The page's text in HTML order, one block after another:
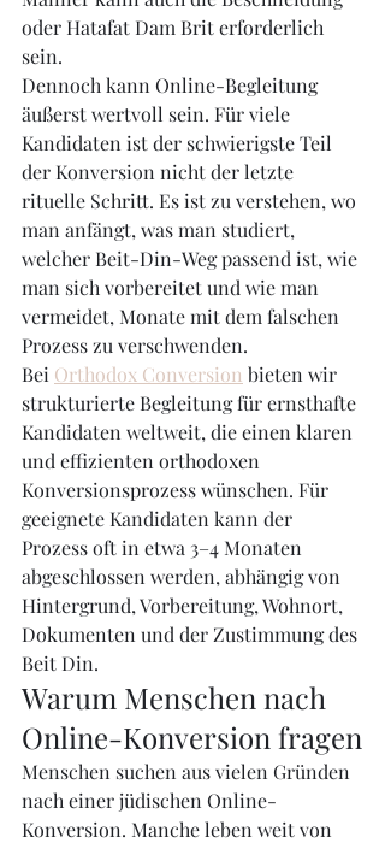
oder Hatafat Dam Brit erforderlich
sein.
Dennoch kann Online-Begleitung
äußerst wertvoll sein. Für viele
Kandidaten ist der schwierigste Teil
der Konversion nicht der letzte
rituelle Schritt. Es ist zu verstehen, wo
man anfängt, was man studiert,
welcher Beit-Din-Weg passend ist, wie
man sich vorbereitet und wie man
vermeidet, Monate mit dem falschen
Prozess zu verschwenden.
Bei Orthodox Conversion bieten wir
strukturierte Begleitung für ernsthafte
Kandidaten weltweit, die einen klaren
und effizienten orthodoxen
Konversionsprozess wünschen. Für
geeignete Kandidaten kann der
Prozess oft in etwa 3–4 Monaten
abgeschlossen werden, abhängig von
Hintergrund, Vorbereitung, Wohnort,
Dokumenten und der Zustimmung des
Beit Din.
Warum Menschen nach
Online-Konversion fragen
Menschen suchen aus vielen Gründen
nach einer jüdischen Online-
Konversion. Manche leben weit von